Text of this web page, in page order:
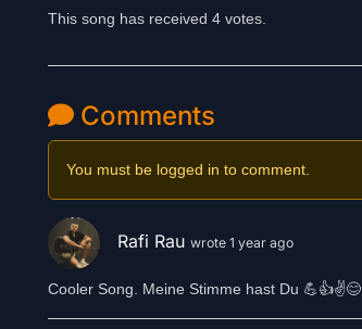
This song has received 4 votes.
Comments
You must be logged in to comment.
Rafi Rau wrote 1 year ago
Cooler Song. Meine Stimme hast Du 💪👍✌️😊